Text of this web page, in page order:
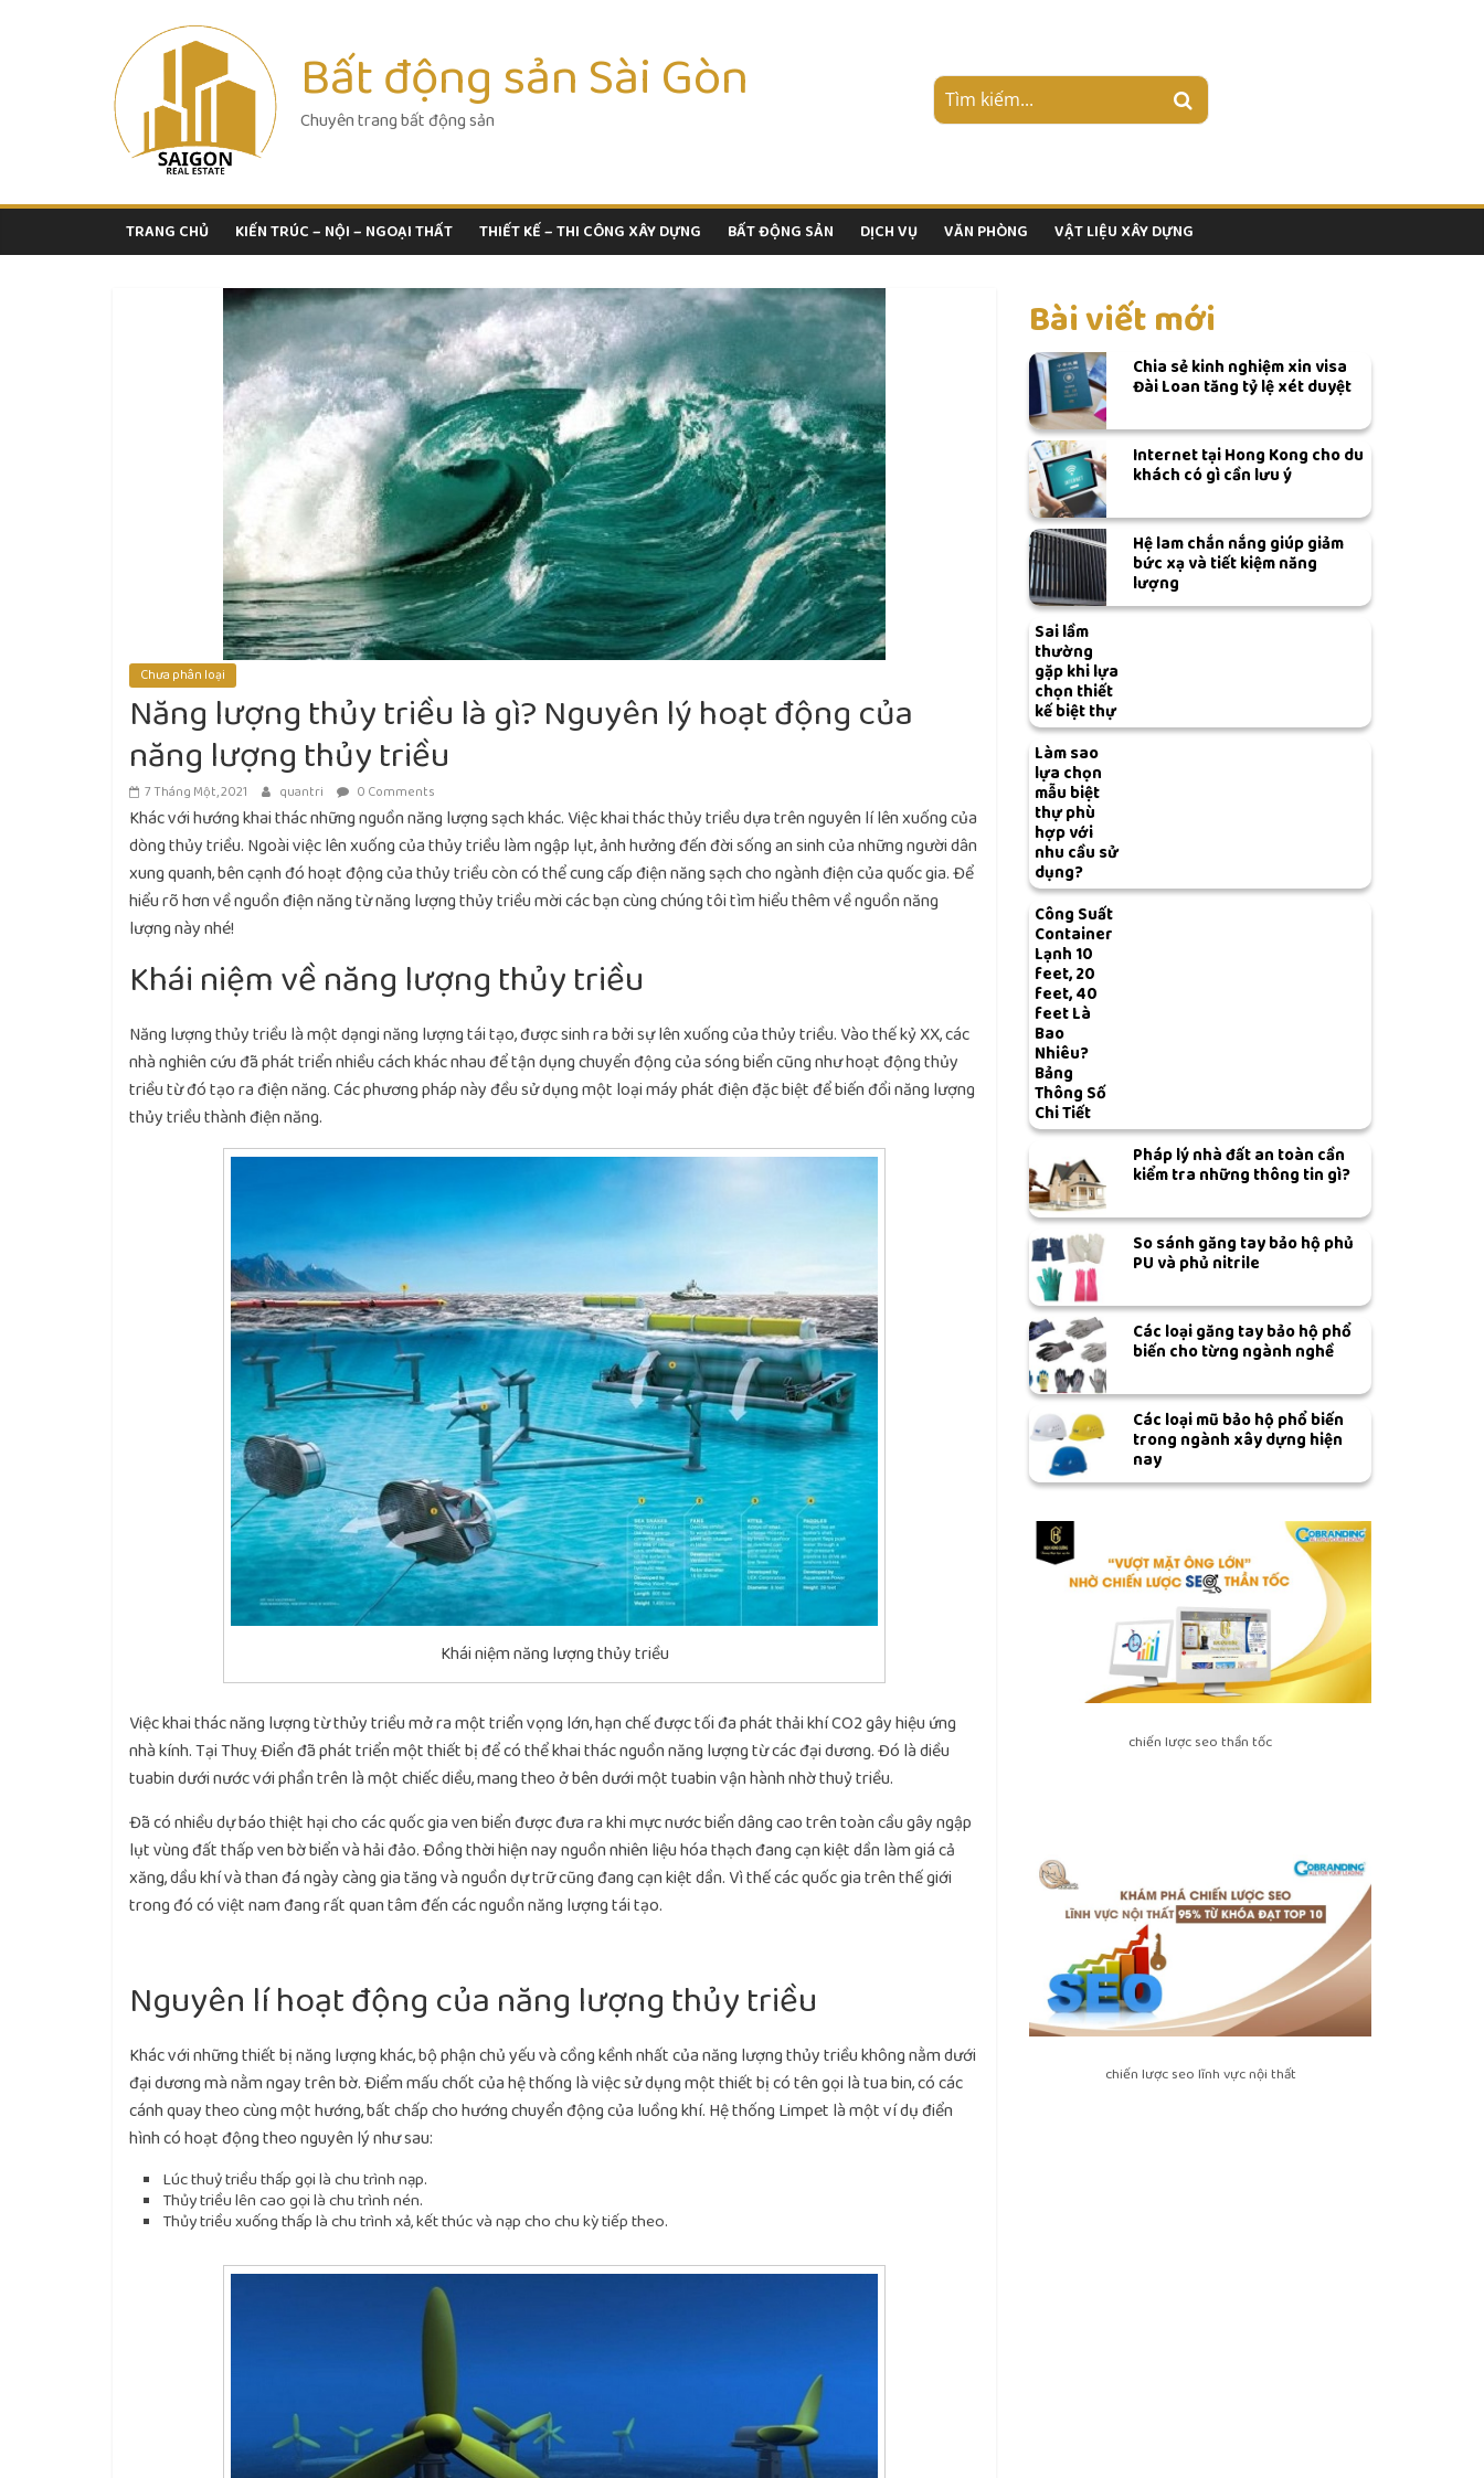
Bất động sản Sài Gòn
Chuyên trang bất động sản
TRANG CHỦ KIẾN TRÚC – NỘI – NGOẠI THẤT THIẾT KẾ – THI CÔNG XÂY DỰNG BẤT ĐỘNG SẢN DỊCH VỤ VĂN PHÒNG VẬT LIỆU XÂY DỰNG
Chưa phân loại
Năng lượng thủy triều là gì? Nguyên lý hoạt động của
năng lượng thủy triều
7 Tháng Một, 2021 quantri 0 Comments
Khác với hướng khai thác những nguồn năng lượng sạch khác. Việc khai thác thủy triều dựa trên nguyên lí lên xuống của
dòng thủy triều. Ngoài việc lên xuống của thủy triều làm ngập lụt, ảnh hưởng đến đời sống an sinh của những người dân
xung quanh, bên cạnh đó hoạt động của thủy triều còn có thể cung cấp điện năng sạch cho ngành điện của quốc gia. Để
hiểu rõ hơn về nguồn điện năng từ năng lượng thủy triều mời các bạn cùng chúng tôi tìm hiểu thêm về nguồn năng
lượng này nhé!
Khái niệm về năng lượng thủy triều
Năng lượng thủy triều là một dạngi năng lượng tái tạo, được sinh ra bởi sự lên xuống của thủy triều. Vào thế kỷ XX, các
nhà nghiên cứu đã phát triển nhiều cách khác nhau để tận dụng chuyển động của sóng biển cũng như hoạt động thủy
triều từ đó tạo ra điện năng. Các phương pháp này đều sử dụng một loại máy phát điện đặc biệt để biến đổi năng lượng
thủy triều thành điện năng.
Khái niệm năng lượng thủy triều
Việc khai thác năng lượng từ thủy triều mở ra một triển vọng lớn, hạn chế được tối đa phát thải khí CO2 gây hiệu ứng
nhà kính. Tại Thuỵ Điển đã phát triển một thiết bị để có thể khai thác nguồn năng lượng từ các đại dương. Đó là diều
tuabin dưới nước với phần trên là một chiếc diều, mang theo ở bên dưới một tuabin vận hành nhờ thuỷ triều.
Đã có nhiều dự báo thiệt hại cho các quốc gia ven biển được đưa ra khi mực nước biển dâng cao trên toàn cầu gây ngập
lụt vùng đất thấp ven bờ biển và hải đảo. Đồng thời hiện nay nguồn nhiên liệu hóa thạch đang cạn kiệt dần làm giá cả
xăng, dầu khí và than đá ngày càng gia tăng và nguồn dự trữ cũng đang cạn kiệt dần. Vì thế các quốc gia trên thế giới
trong đó có việt nam đang rất quan tâm đến các nguồn năng lượng tái tạo.
Nguyên lí hoạt động của năng lượng thủy triều
Khác với những thiết bị năng lượng khác, bộ phận chủ yếu và cồng kềnh nhất của năng lượng thủy triều không nằm dưới
đại dương mà nằm ngay trên bờ. Điểm mấu chốt của hệ thống là việc sử dụng một thiết bị có tên gọi là tua bin, có các
cánh quay theo cùng một hướng, bất chấp cho hướng chuyển động của luồng khí. Hệ thống Limpet là một ví dụ điển
hình có hoạt động theo nguyên lý như sau:
Lúc thuỷ triều thấp gọi là chu trình nạp.
Thủy triều lên cao gọi là chu trình nén.
Thủy triều xuống thấp là chu trình xả, kết thúc và nạp cho chu kỳ tiếp theo.
Bài viết mới
Chia sẻ kinh nghiệm xin visa
Đài Loan tăng tỷ lệ xét duyệt
Internet tại Hong Kong cho du
khách có gì cần lưu ý
Hệ lam chắn nắng giúp giảm
bức xạ và tiết kiệm năng
lượng
Sai lầm
thường
gặp khi lựa
chọn thiết
kế biệt thự
Làm sao
lựa chọn
mẫu biệt
thự phù
hợp với
nhu cầu sử
dụng?
Công Suất
Container
Lạnh 10
feet, 20
feet, 40
feet Là
Bao
Nhiêu?
Bảng
Thông Số
Chi Tiết
Pháp lý nhà đất an toàn cần
kiểm tra những thông tin gì?
So sánh găng tay bảo hộ phủ
PU và phủ nitrile
Các loại găng tay bảo hộ phổ
biến cho từng ngành nghề
Các loại mũ bảo hộ phổ biến
trong ngành xây dựng hiện
nay
chiến lược seo thần tốc
chiến lược seo lĩnh vực nội thất